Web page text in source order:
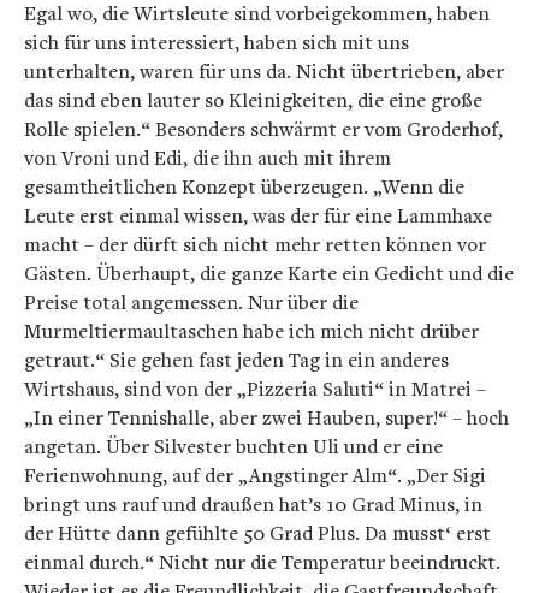
Egal wo, die Wirtsleute sind vorbeigekommen, haben
sich für uns interessiert, haben sich mit uns
unterhalten, waren für uns da. Nicht übertrieben, aber
das sind eben lauter so Kleinigkeiten, die eine große
Rolle spielen.“ Besonders schwärmt er vom Groderhof,
von Vroni und Edi, die ihn auch mit ihrem
gesamtheitlichen Konzept überzeugen. „Wenn die
Leute erst einmal wissen, was der für eine Lammhaxe
macht – der dürft sich nicht mehr retten können vor
Gästen. Überhaupt, die ganze Karte ein Gedicht und die
Preise total angemessen. Nur über die
Murmeltiermaultaschen habe ich mich nicht drüber
getraut.“ Sie gehen fast jeden Tag in ein anderes
Wirtshaus, sind von der „Pizzeria Saluti“ in Matrei –
„In einer Tennishalle, aber zwei Hauben, super!“ – hoch
angetan. Über Silvester buchten Uli und er eine
Ferienwohnung, auf der „Angstinger Alm“. „Der Sigi
bringt uns rauf und draußen hat’s 10 Grad Minus, in
der Hütte dann gefühlte 50 Grad Plus. Da musst‘ erst
einmal durch.“ Nicht nur die Temperatur beeindruckt.